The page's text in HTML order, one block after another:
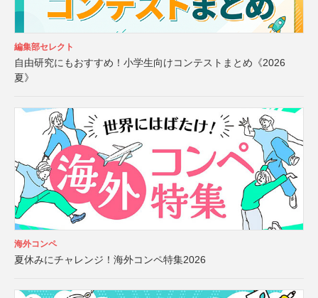
編集部セレクト
自由研究にもおすすめ！小学生向けコンテストまとめ《2026
夏》
海外コンペ
夏休みにチャレンジ！海外コンペ特集2026